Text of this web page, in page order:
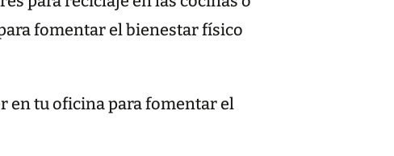
fomentar el bienestar físico
en tu oficina para fomentar el